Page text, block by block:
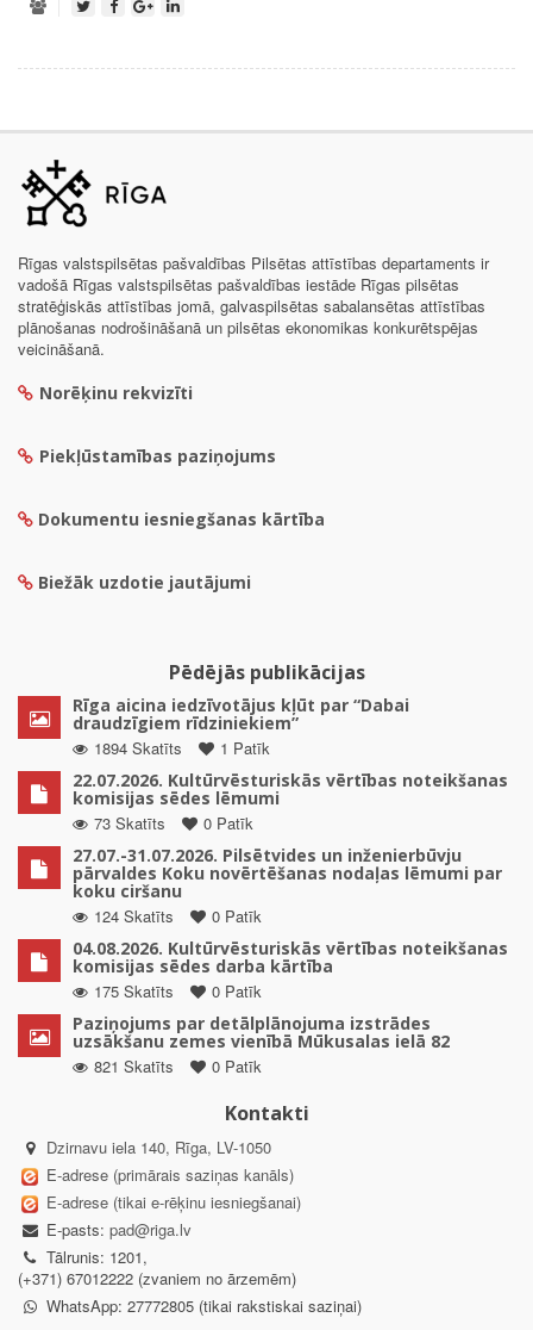
Rīgas valstspilsētas pašvaldības Pilsētas attīstības departaments ir
vadošā Rīgas valstspilsētas pašvaldības iestāde Rīgas pilsētas
stratēģiskās attīstības jomā, galvaspilsētas sabalansētas attīstības
plānošanas nodrošināšanā un pilsētas ekonomikas konkurētspējas
veicināšanā.
Norēķinu rekvizīti
Piekļūstamības paziņojums
Dokumentu iesniegšanas kārtība
Biežāk uzdotie jautājumi
Pēdējās publikācijas
Rīga aicina iedzīvotājus kļūt par “Dabai
draudzīgiem rīdziniekiem”
1894 Skatīts
1 Patīk
22.07.2026. Kultūrvēsturiskās vērtības noteikšanas
komisijas sēdes lēmumi
73 Skatīts
0 Patīk
27.07.-31.07.2026. Pilsētvides un inženierbūvju
pārvaldes Koku novērtēšanas nodaļas lēmumi par
koku ciršanu
124 Skatīts
0 Patīk
04.08.2026. Kultūrvēsturiskās vērtības noteikšanas
komisijas sēdes darba kārtība
175 Skatīts
0 Patīk
Paziņojums par detālplānojuma izstrādes
uzsākšanu zemes vienībā Mūkusalas ielā 82
821 Skatīts
0 Patīk
Kontakti
Dzirnavu iela 140, Rīga, LV-1050
E-adrese (primārais saziņas kanāls)
E-adrese (tikai e-rēķinu iesniegšanai)
E-pasts: pad@riga.lv
Tālrunis: 1201,
(+371) 67012222 (zvaniem no ārzemēm)
WhatsApp: 27772805 (tikai rakstiskai saziņai)